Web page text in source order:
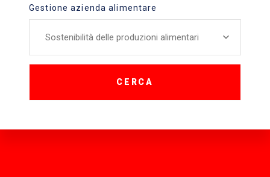
Gestione azienda alimentare
Sostenibilità delle produzioni alimentari
CERCA